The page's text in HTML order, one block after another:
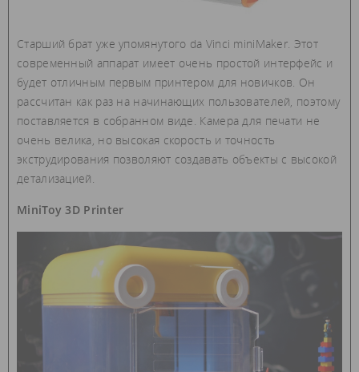
Старший брат уже упомянутого da Vinci miniMaker. Этот
современный аппарат имеет очень простой интерфейс и
будет отличным первым принтером для новичков. Он
рассчитан как раз на начинающих пользователей, поэтому
поставляется в собранном виде. Камера для печати не
очень велика, но высокая скорость и точность
экструдирования позволяют создавать объекты с высокой
детализацией.
MiniToy 3D Printer